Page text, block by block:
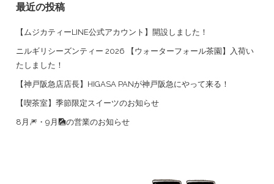
最近の投稿
【ムジカティーLINE公式アカウント】開設しました！
ニルギリシーズンティー 2026 【ウォーターフォール茶園】入荷い
たしました！
【神戸阪急店店長】HIGASA PANが神戸阪急にやって来る！
【喫茶室】季節限定スイーツのお知らせ
8月🎆・9月🎑の営業のお知らせ